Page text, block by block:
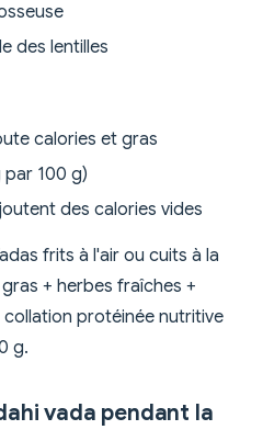
des lentilles
calories et gras
par 100 g)
des calories vides
frits à l'air ou cuits à la
+ herbes fraîches +
protéinée nutritive
g.
vada pendant la